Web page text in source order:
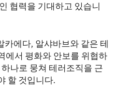
협력을 기대하고 있습니
에다, 알샤바브와 같은 테
에서 평화와 안보를 위협하
나로 뭉쳐 테러조직을 근
할 것입니다.